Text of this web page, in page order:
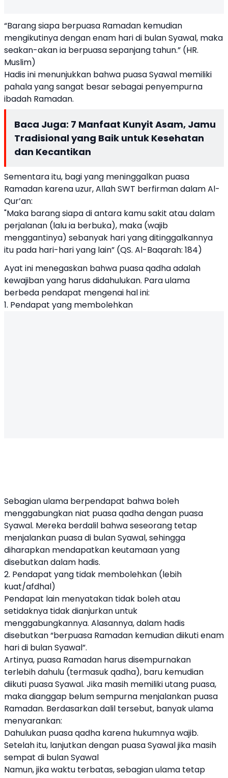
“Barang siapa berpuasa Ramadan kemudian
mengikutinya dengan enam hari di bulan Syawal, maka
seakan-akan ia berpuasa sepanjang tahun.” (HR.
Muslim)
Hadis ini menunjukkan bahwa puasa Syawal memiliki
pahala yang sangat besar sebagai penyempurna
ibadah Ramadan.
Baca Juga: 7 Manfaat Kunyit Asam, Jamu
Tradisional yang Baik untuk Kesehatan
dan Kecantikan
Sementara itu, bagi yang meninggalkan puasa
Ramadan karena uzur, Allah SWT berfirman dalam Al-
Qur’an:
"Maka barang siapa di antara kamu sakit atau dalam
perjalanan (lalu ia berbuka), maka (wajib
menggantinya) sebanyak hari yang ditinggalkannya
itu pada hari-hari yang lain” (QS. Al-Baqarah: 184)
Ayat ini menegaskan bahwa puasa qadha adalah
kewajiban yang harus didahulukan. Para ulama
berbeda pendapat mengenai hal ini:
1. Pendapat yang membolehkan
Sebagian ulama berpendapat bahwa boleh
menggabungkan niat puasa qadha dengan puasa
Syawal. Mereka berdalil bahwa seseorang tetap
menjalankan puasa di bulan Syawal, sehingga
diharapkan mendapatkan keutamaan yang
disebutkan dalam hadis.
2. Pendapat yang tidak membolehkan (lebih
kuat/afdhal)
Pendapat lain menyatakan tidak boleh atau
setidaknya tidak dianjurkan untuk
menggabungkannya. Alasannya, dalam hadis
disebutkan “berpuasa Ramadan kemudian diikuti enam
hari di bulan Syawal”.
Artinya, puasa Ramadan harus disempurnakan
terlebih dahulu (termasuk qadha), baru kemudian
diikuti puasa Syawal. Jika masih memiliki utang puasa,
maka dianggap belum sempurna menjalankan puasa
Ramadan. Berdasarkan dalil tersebut, banyak ulama
menyarankan:
Dahulukan puasa qadha karena hukumnya wajib.
Setelah itu, lanjutkan dengan puasa Syawal jika masih
sempat di bulan Syawal
Namun, jika waktu terbatas, sebagian ulama tetap